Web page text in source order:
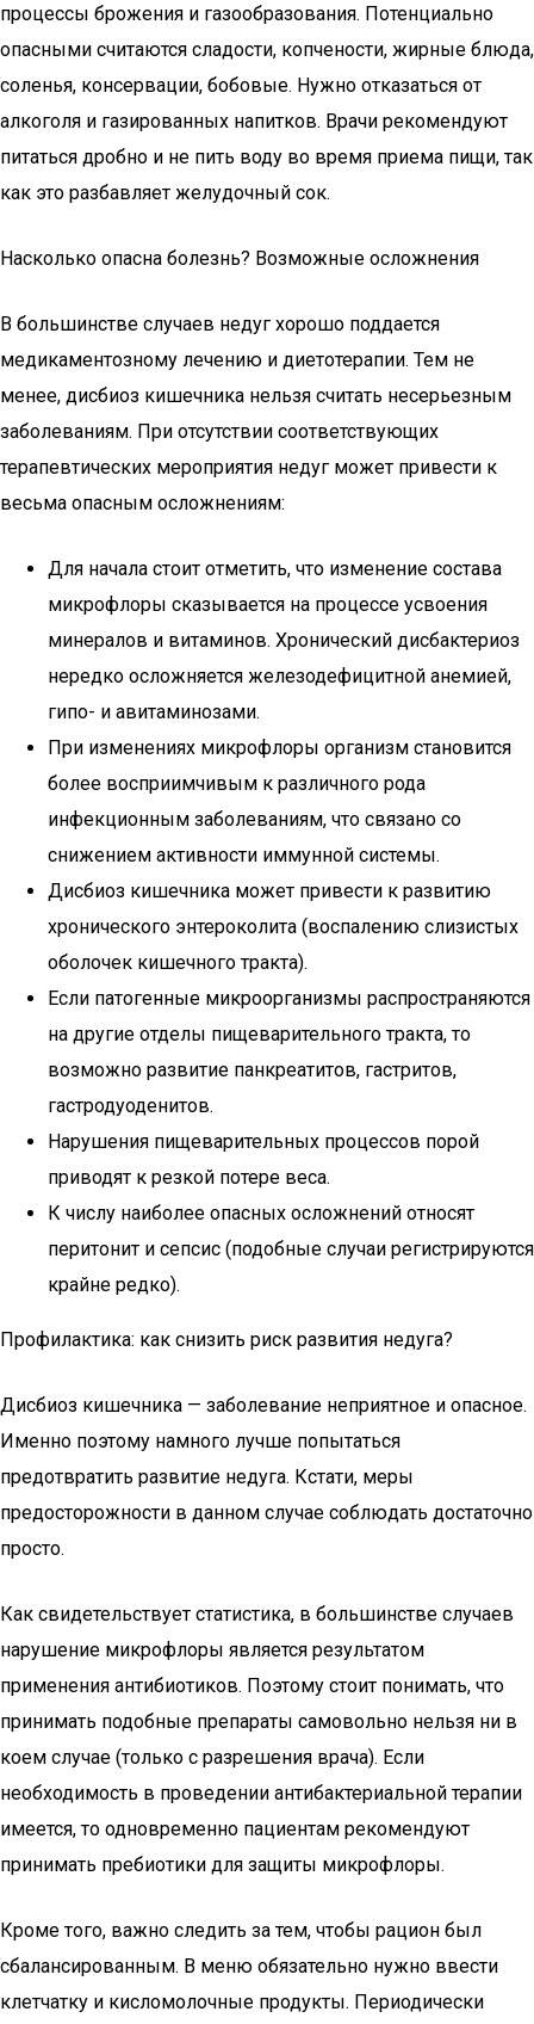
процессы брожения и газообразования. Потенциально
опасными считаются сладости, копчености, жирные блюда,
соленья, консервации, бобовые. Нужно отказаться от
алкоголя и газированных напитков. Врачи рекомендуют
питаться дробно и не пить воду во время приема пищи, так
как это разбавляет желудочный сок.
Насколько опасна болезнь? Возможные осложнения
В большинстве случаев недуг хорошо поддается
медикаментозному лечению и диетотерапии. Тем не
менее, дисбиоз кишечника нельзя считать несерьезным
заболеваниям. При отсутствии соответствующих
терапевтических мероприятия недуг может привести к
весьма опасным осложнениям:
Для начала стоит отметить, что изменение состава
микрофлоры сказывается на процессе усвоения
минералов и витаминов. Хронический дисбактериоз
нередко осложняется железодефицитной анемией,
гипо- и авитаминозами.
При изменениях микрофлоры организм становится
более восприимчивым к различного рода
инфекционным заболеваниям, что связано со
снижением активности иммунной системы.
Дисбиоз кишечника может привести к развитию
хронического энтероколита (воспалению слизистых
оболочек кишечного тракта).
Если патогенные микроорганизмы распространяются
на другие отделы пищеварительного тракта, то
возможно развитие панкреатитов, гастритов,
гастродуоденитов.
Нарушения пищеварительных процессов порой
приводят к резкой потере веса.
К числу наиболее опасных осложнений относят
перитонит и сепсис (подобные случаи регистрируются
крайне редко).
Профилактика: как снизить риск развития недуга?
Дисбиоз кишечника — заболевание неприятное и опасное.
Именно поэтому намного лучше попытаться
предотвратить развитие недуга. Кстати, меры
предосторожности в данном случае соблюдать достаточно
просто.
Как свидетельствует статистика, в большинстве случаев
нарушение микрофлоры является результатом
применения антибиотиков. Поэтому стоит понимать, что
принимать подобные препараты самовольно нельзя ни в
коем случае (только с разрешения врача). Если
необходимость в проведении антибактериальной терапии
имеется, то одновременно пациентам рекомендуют
принимать пребиотики для защиты микрофлоры.
Кроме того, важно следить за тем, чтобы рацион был
сбалансированным. В меню обязательно нужно ввести
клетчатку и кисломолочные продукты. Периодически